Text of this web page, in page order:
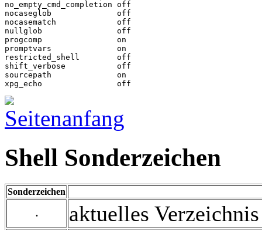
no_empty_cmd_completion	off
nocaseglob		off
nocasematch		off
nullglob		off
progcomp		on
promptvars		on
restricted_shell	off
shift_verbose		off
sourcepath		on
xpg_echo		off
Shell Sonderzeichen
Sonderzeichen
. aktuelles Verzeichnis